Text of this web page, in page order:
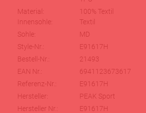
Material:
100% Textil
Innensohle:
Textil
Sohle:
MD
Style-Nr.:
E91617H
Bestell-Nr.:
21493
EAN Nr.:
6941123673617
Referenz-Nr.:
E91617H
Hersteller:
PEAK Sport
Hersteller Nr.:
E91617H